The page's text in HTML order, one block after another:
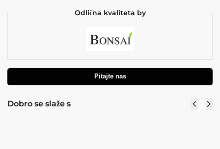
Odlična kvaliteta by
Pitajte nas
Dobro se slaže s